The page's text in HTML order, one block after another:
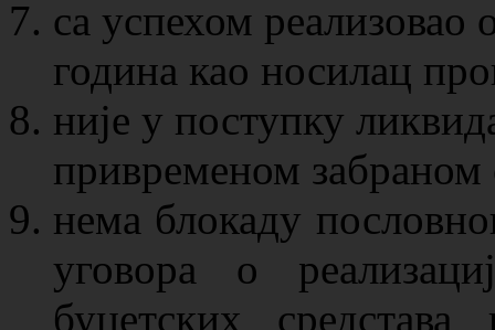
са успехом
година као носилац
није у поступку
привременом
нема блокаду
уговора о
буџетских